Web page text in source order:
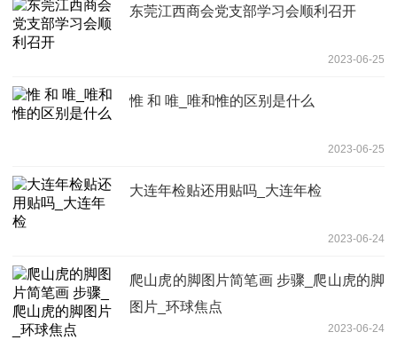
东莞江西商会党支部学习会顺利召开
2023-06-25
惟 和 唯_唯和惟的区别是什么
2023-06-25
大连年检贴还用贴吗_大连年检
2023-06-24
爬山虎的脚图片简笔画 步骤_爬山虎的脚
图片_环球焦点
2023-06-24